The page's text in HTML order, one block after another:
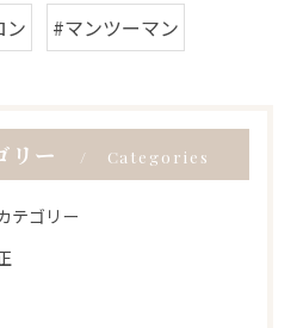
ン #マンツーマン
リー Categories
テゴリー